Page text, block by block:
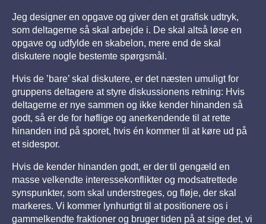
Jeg designer en opgave og giver den et grafisk udtryk,
som deltagerne så skal arbejde i. De skal altså løse en
opgave og udfylde en skabelon, mere end de skal
diskutere nogle bestemte spørgsmål.
Hvis de ’bare’ skal diskutere, er det næsten umuligt for
gruppens deltagere at styre diskussionens retning: Hvis
deltagerne er nye sammen og ikke kender hinanden så
godt, så er de for høflige og anerkendende til at rette
hinanden ind på sporet, hvis én kommer til at køre ud på
et sidespor.
Hvis de kender hinanden godt, er der til gengæld en
masse velkendte interessekonflikter og modsatrettede
synspunkter, som skal understreges, og fløje, der skal
markeres. Vi kommer lynhurtigt til at positionere os i
gammelkendte fraktioner og bruger tiden på at sige det, vi